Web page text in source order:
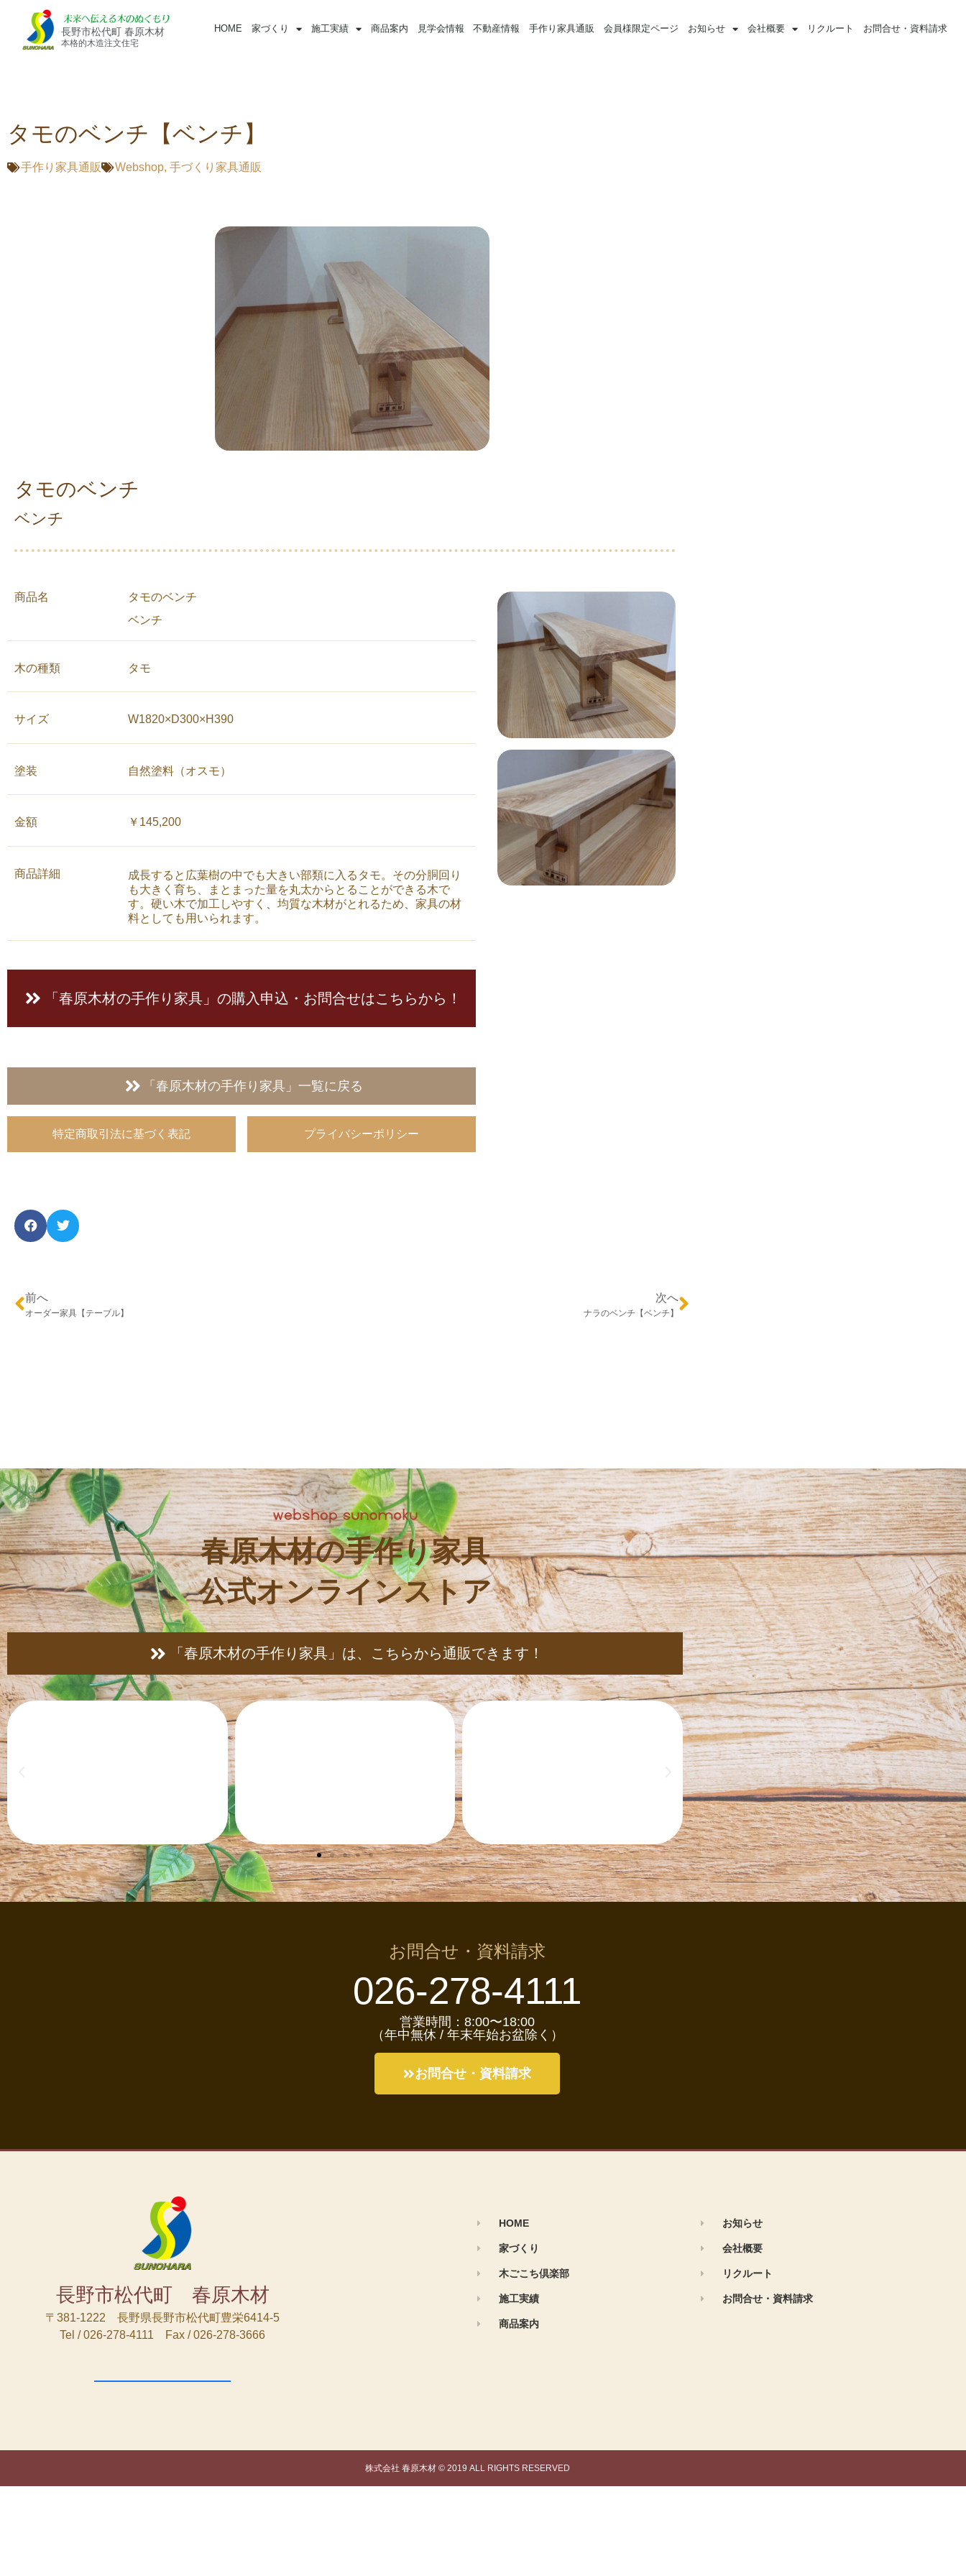
長野市松代町 春原木材
本格的木造注文住宅
HOME 家づくり 施工実績 商品案内 見学会情報 不動産情報 手作り家具通販 会員様限定ページ お知らせ 会社概要 リクルート お問合せ・資料請求
タモのベンチ【ベンチ】
手作り家具通販 Webshop, 手づくり家具通販
タモのベンチ
ベンチ
商品名
タモのベンチ
ベンチ
木の種類 タモ
サイズ W1820×D300×H390
塗装 自然塗料（オスモ）
金額 ￥145,200
商品詳細
成長すると広葉樹の中でも大きい部類に入るタモ。その分胴回り
も大きく育ち、まとまった量を丸太からとることができる木で
す。硬い木で加工しやすく、均質な木材がとれるため、家具の材
料としても用いられます。
「春原木材の手作り家具」の購入申込・お問合せはこちらから！
「春原木材の手作り家具」一覧に戻る
特定商取引法に基づく表記 プライバシーポリシー
前へ
オーダー家具【テーブル】
次へ
ナラのベンチ【ベンチ】
春原木材の手作り家具
公式オンラインストア
「春原木材の手作り家具」は、 こちらから通販できます！
お問合せ・資料請求
026-278-4111
営業時間：8:00〜18:00
（年中無休 / 年末年始お盆除く）
お問合せ・資料請求
長野市松代町 春原木材
〒381-1222 長野県長野市松代町豊栄6414-5
Tel / 026-278-4111 Fax / 026-278-3666
HOME
家づくり
木ごこち倶楽部
施工実績
商品案内
お知らせ
会社概要
リクルート
お問合せ・資料請求
株式会社 春原木材 © 2019 ALL RIGHTS RESERVED